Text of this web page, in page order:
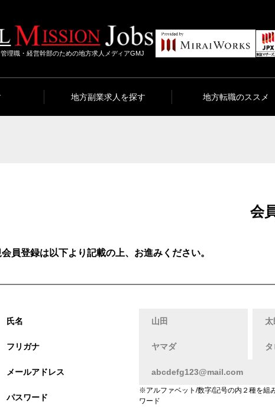
理職・経営幹部のための地方求人メディアGMJ
地方副業求人を探す 地方転職のススメ
会
会員登録は以下より記載の上、お進みください。
氏名
フリガナ
メールアドレス
パスワード
※アルファベット/数字/記号の内２種を組
ワード